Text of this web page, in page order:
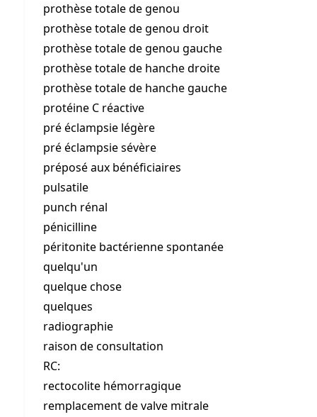
prothèse totale de genou
prothèse totale de genou droit
prothèse totale de genou gauche
prothèse totale de hanche droite
prothèse totale de hanche gauche
protéine C réactive
pré éclampsie légère
pré éclampsie sévère
préposé aux bénéficiaires
pulsatile
punch rénal
pénicilline
péritonite bactérienne spontanée
quelqu'un
quelque chose
quelques
radiographie
raison de consultation
RC:
rectocolite hémorragique
remplacement de valve mitrale